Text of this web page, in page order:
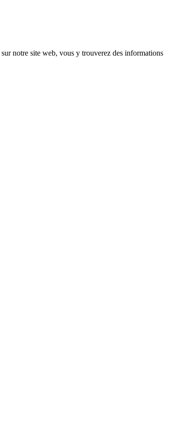
sur notre site web, vous y trouverez des informations